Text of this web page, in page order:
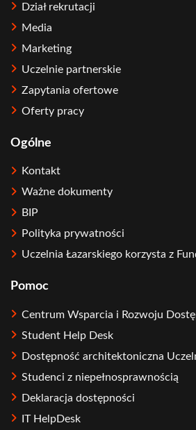
Dział rekrutacji
Media
Marketing
Uczelnie partnerskie
Zapytania ofertowe
Oferty pracy
Ogólne
Kontakt
Ważne dokumenty
BIP
Polityka prywatności
Uczelnia Łazarskiego korzysta z
Pomoc
Centrum Wsparcia i Rozwoju
Student Help Desk
Dostępność architektoniczna
Studenci z niepełnosprawnością
Deklaracja dostępności
IT HelpDesk